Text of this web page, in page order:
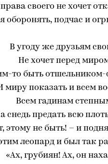
своего не хочет
оборонять, подчас и
В угоду же друзьям
Не хочет перед
то быть
миру показать и всем
Всем гадинам
снедь предать всю
этому не быть! – и
леопард и был так
«Ах, грубиян! Ах, он